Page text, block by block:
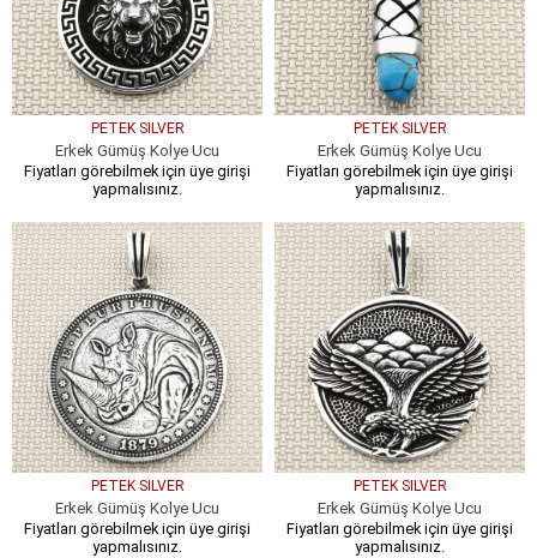
PETEK SILVER
Erkek Gümüş Kolye Ucu
Fiyatları görebilmek için üye girişi
yapmalısınız.
PETEK SILVER
Erkek Gümüş Kolye Ucu
Fiyatları görebilmek için üye girişi
yapmalısınız.
PETEK SILVER
Erkek Gümüş Kolye Ucu
Fiyatları görebilmek için üye girişi
yapmalısınız.
PETEK SILVER
Erkek Gümüş Kolye Ucu
Fiyatları görebilmek için üye girişi
yapmalısınız.